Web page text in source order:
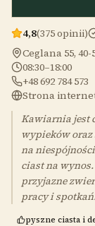
4,8(375 opinii)
Ceglana 55,
08:30–18:00
+48 692 784 573
Strona
Kawiarnia jest
wypieków
na
ciast na
przyjazne
pracy i
pyszne ciasta i